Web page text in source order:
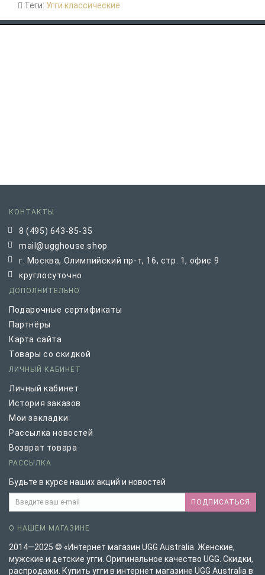
Теги: Угги классические
КОНТАКТЫ
8 (495) 643-85-35
mail@ugghouse.shop
г. Москва, Олимпийский пр-т, 16, стр. 1, офис 9
круглосуточно
ДОПОЛНИТЕЛЬНО
Подарочные сертификаты
Партнёры
Карта сайта
Товары со скидкой
ЛИЧНЫЙ КАБИНЕТ
Личный кабинет
История заказов
Мои закладки
Рассылка новостей
Возврат товара
РАССЫЛКА
Будьте в курсе наших акций и новостей
ПОДПИСАТЬСЯ
О НАШЕМ МАГАЗИНЕ
2014—2025 © «Интернет магазин UGG Australia. Женские,
мужские и детские угги. Оригинальное качество UGG. Скидки,
распродажи. Купить угги в интернет магазине UGG Australia в